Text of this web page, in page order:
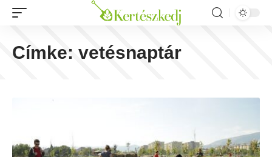
Címke: vetésnaptár